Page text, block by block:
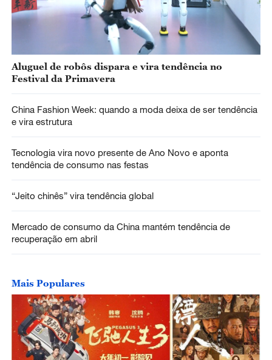
Aluguel de robôs dispara e vira tendência no
Festival da Primavera
China Fashion Week: quando a moda deixa de ser tendência
e vira estrutura
Tecnologia vira novo presente de Ano Novo e aponta
tendência de consumo nas festas
“Jeito chinês” vira tendência global
Mercado de consumo da China mantém tendência de
recuperação em abril
Mais Populares